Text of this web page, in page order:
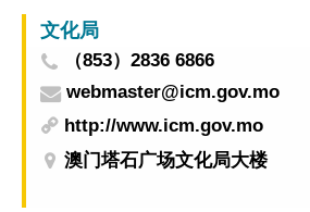
文化局
（853）2836 6866
webmaster@icm.gov.mo
http://www.icm.gov.mo
澳门塔石广场文化局大楼